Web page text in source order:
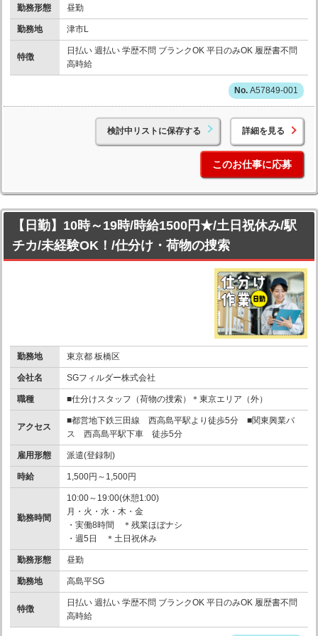
勤務形態 昼勤
勤務地 津市L
特徴
日払い 週払い 学歴不問 ブランクOK 平日のみOK 履歴書不問
高時給
A57849-001
検討中リストに保存する 詳細を見る
このお仕事に応募
【日勤】10時～19時/時給1500円★/土日祝休み/駅
チカ/未経験OK！/仕分け・荷物の捜索
勤務地 東京都 板橋区
会社名 SGフィルダー株式会社
職種 ■仕分けスタッフ（荷物の捜索）＊東京エリア（外）
アクセス
■都営地下鉄三田線 西高島平駅より徒歩5分 ■関東興業バ
ス 西高島平駅下車 徒歩5分
雇用形態 派遣(登録制)
時給 1,500円～1,500円
勤務時間
10:00～19:00(休憩1:00)
月・火・水・木・金
・実働8時間 ＊残業ほぼナシ
・週5日 ＊土日祝休み
勤務形態 昼勤
勤務地 高島平SG
特徴
日払い 週払い 学歴不問 ブランクOK 平日のみOK 履歴書不問
高時給